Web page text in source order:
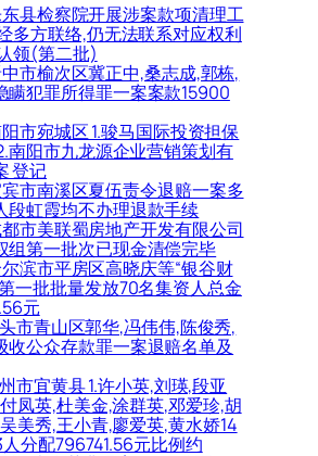
县检察院开展涉案款项清理工
多方联络,仍无法联系对应权利
领(第二批)
市榆次区冀正中,桑志成,郭栋,
瞒犯罪所得罪一案案款15900
市宛城区 1.骏马国际投资担保
南阳市九龙源企业营销策划有
登记
市南溪区夏伍责令退赔一案多
段虹霞均不办理退款手续
市美联蜀房地产开发有限公司
组第一批次已现金清偿完毕
滨市平房区高晓庆等“银谷财
一批批量发放70名集资人总金
元
市青山区郭华,冯伟伟,陈俊秀,
收公众存款罪一案退赔名单及
市宜黄县 1.许小英,刘瑛,段亚
凤英,杜美金,涂群英,邓爱珍,胡
美秀,王小青,廖爱英,黄水娇14
分配796741.56元比例约